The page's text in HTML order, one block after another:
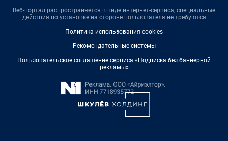
Веб-портал распространяется в виде интернет-сервиса, специальные
действия по установке на стороне пользователя не требуются
Политика использования cookies
Рекомендательные системы
Пользовательское соглашение сервиса «Подписка без баннерной
рекламы»